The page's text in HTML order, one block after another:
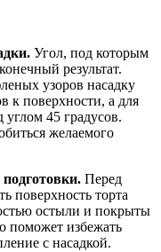
Угол, под которым
результат.
узоров насадку
к поверхности, а для
45 градусов.
желаемого
Перед
поверхность торта
остыли и покрыты
поможет избежать
с насадкой.